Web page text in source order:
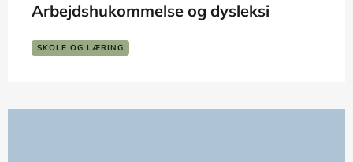
Arbejdshukommelse og dysleksi
SKOLE OG LÆRING